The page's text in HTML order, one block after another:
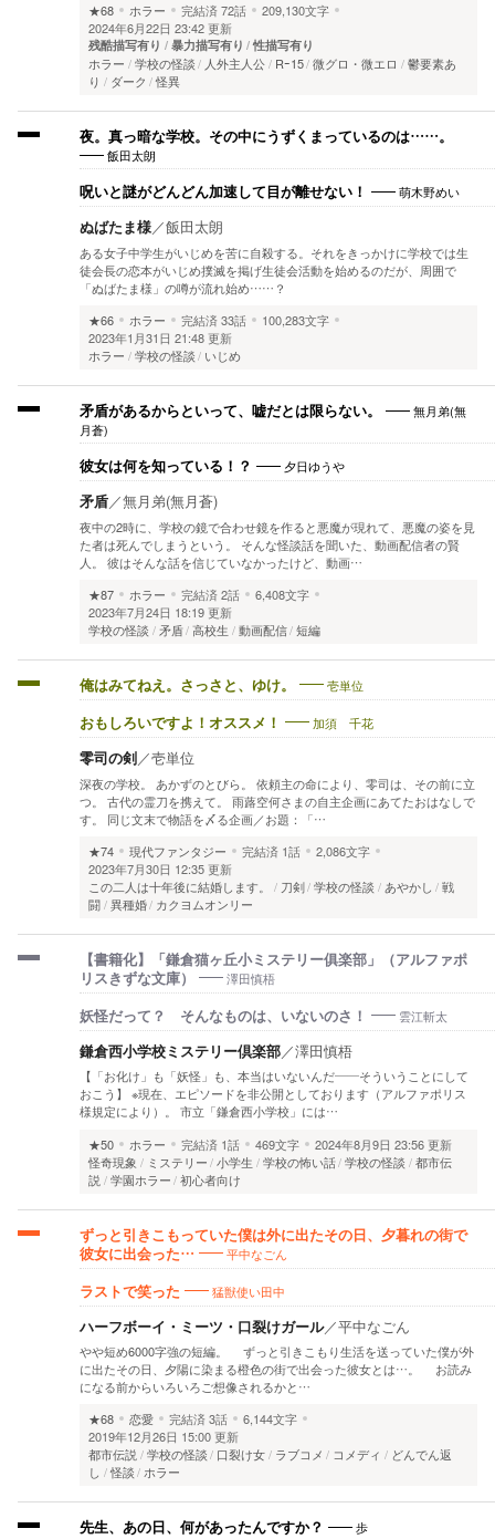
★68
ホラー 完結済72話
209,130文字
2024年6月22日 23:42 更新
残酷描写有り 暴力描写有り 性描写有り
ホラー 学校の怪談 人外主人公 Rｰ15 微グロ・微エロ
鬱要素あ
り
ダーク 怪異
夜。真っ暗な学校。その中にうずくまっているのは……。
飯田太朗
呪いと謎がどんどん加速して目が離せない！ 萌木野めい
ぬばたま様／飯田太朗
ある女子中学生がいじめを苦に自殺する。それをきっかけに学校では生
徒会長の恋本がいじめ撲滅を掲げ生徒会活動を始めるのだが、周囲で
「ぬばたま様」の噂が流れ始め……？
★66
ホラー 完結済33話
100,283文字
2023年1月31日 21:48 更新
ホラー
学校の怪談 いじめ
矛盾があるからといって、嘘だとは限らない。
無月弟(無
月蒼)
彼女は何を知っている！？ 夕日ゆうや
矛盾／無月弟(無月蒼)
夜中の2時に、学校の鏡で合わせ鏡を作ると悪魔が現れて、悪魔の姿を見
た者は死んでしまうという。 そんな怪談話を聞いた、動画配信者の賢
人。 彼はそんな話を信じていなかったけど、動画…
★87
ホラー 完結済2話
6,408文字
2023年7月24日 18:19 更新
学校の怪談
矛盾 高校生 動画配信 短編
俺はみてねえ。さっさと、ゆけ。 壱単位
おもしろいですよ！オススメ！ 加須 千花
零司の剣／壱単位
深夜の学校。 あかずのとびら。 依頼主の命により、零司は、その前に立
つ。 古代の霊刀を携えて。 雨蕗空何さまの自主企画にあてたおはなしで
す。 同じ文末で物語を〆る企画／お題：「…
★74
現代ファンタジー 完結済 1話
2,086文字
2023年7月30日 12:35 更新
この二人は十年後に結婚します。
刀剣 学校の怪談 あやかし
戦
闘 異種婚 カクヨムオンリー
【書籍化】「鎌倉猫ヶ丘小ミステリー俱楽部」（アルファポ
リスきずな文庫）
澤田慎梧
妖怪だって？ そんなものは、いないのさ！ 雲江斬太
鎌倉西小学校ミステリー倶楽部／澤田慎梧
【「お化け」も「妖怪」も、本当はいないんだ――そういうことにして
おこう】 ※現在、エピソードを非公開としております（アルファポリス
様規定により）。 市立「鎌倉西小学校」には…
★50
ホラー 完結済 1話 469文字
2024年8月9日 23:56 更新
怪奇現象
ミステリー 小学生 学校の怖い話 学校の怪談
都市伝
説
学園ホラー 初心者向け
ずっと引きこもっていた僕は外に出たその日、夕暮れの街で
彼女に出会った…
平中なごん
ラストで笑った 猛獣使い田中
ハーフボーイ・ミーツ・口裂けガール／平中なごん
やや短め6000字強の短編。 ずっと引きこもり生活を送っていた僕が外
に出たその日、夕陽に染まる橙色の街で出会った彼女とは…。 お読み
になる前からいろいろご想像されるかと…
★68
恋愛 完結済3話
6,144文字
2019年12月26日 15:00 更新
都市伝説 学校の怪談 口裂け女 ラブコメ コメディ
どんでん返
し
怪談 ホラー
先生、あの日、何があったんですか？ 歩